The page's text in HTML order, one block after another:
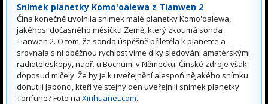
Snímek planetky Komo'oalewa z Tianwen 2
Čína konečně uvolnila snímek malé planetky Komo'oalewa,
jakéhosi dočasného měsíčku Země, který zkoumá sonda
Tianwen 2. O tom, že sonda úspěšně přiletěla k planetce a
srovnala s ní oběžnou rychlost víme díky sledování amatérskými
radioteleskopy, např. u Bochumi v Německu. Čínské zdroje však
doposud mlčely. Že by je k uveřejnění alespoň nějakého snímku
donutili Japonci, kteří ve stejný den uveřejnili snímek planetky
Torifune? Foto na Xinhuanet.com.